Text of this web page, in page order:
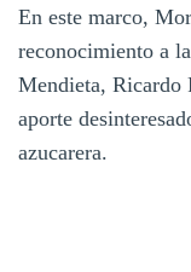
En este marco,
reconocimiento a
Mendieta, Ricardo
aporte
azucarera.